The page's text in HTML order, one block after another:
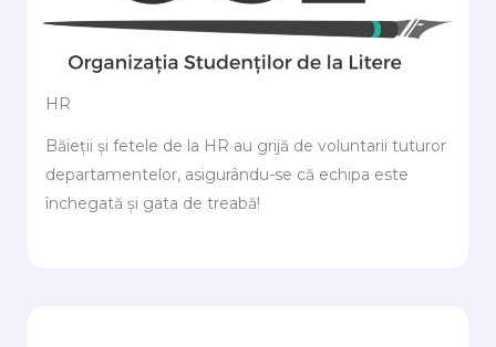
HR
Băieții și fetele de la HR au grijă de voluntarii tuturor
departamentelor, asigurându-se că echipa este
închegată și gata de treabă!